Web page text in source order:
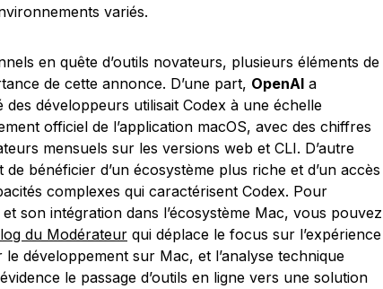
variés.
en quête d’outils novateurs, plusieurs éléments de
de cette annonce. D’une part, OpenAI a
développeurs utilisait Codex à une échelle
officiel de l’application macOS, avec des chiffres
mensuels sur les versions web et CLI. D’autre
bénéficier d’un écosystème plus riche et d’un accès
complexes qui caractérisent Codex. Pour
son intégration dans l’écosystème Mac, vous pouvez
du Modérateur qui déplace le focus sur l’expérience
développement sur Mac, et l’analyse technique
le passage d’outils en ligne vers une solution